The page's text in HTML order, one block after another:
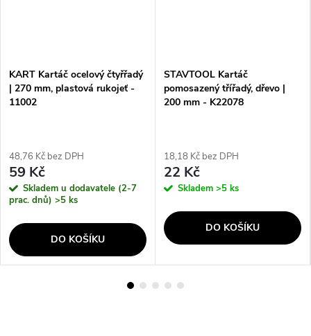
KART Kartáč ocelový čtyřřadý
| 270 mm, plastová rukojeť -
11002
48,76 Kč bez DPH
59 Kč
Skladem u dodavatele (2-7
prac. dnů) >5 ks
DO KOŠÍKU
STAVTOOL Kartáč
pomosazený třířadý, dřevo |
200 mm - K22078
18,18 Kč bez DPH
22 Kč
Skladem >5 ks
DO KOŠÍKU